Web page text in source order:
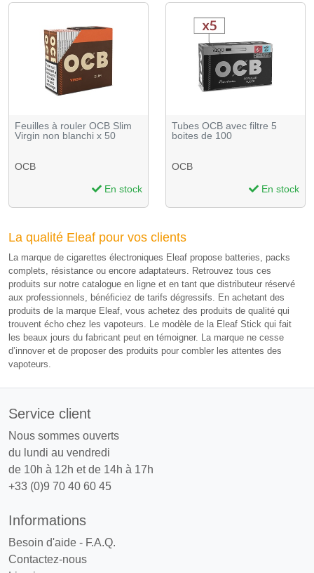
Feuilles à rouler OCB Slim
Virgin non blanchi x 50
OCB
En stock
Tubes OCB avec filtre 5
boites de 100
OCB
En stock
La qualité Eleaf pour vos clients
La marque de cigarettes électroniques Eleaf propose batteries, packs
complets, résistance ou encore adaptateurs. Retrouvez tous ces
produits sur notre catalogue en ligne et en tant que distributeur réservé
aux professionnels, bénéficiez de tarifs dégressifs. En achetant des
produits de la marque Eleaf, vous achetez des produits de qualité qui
trouvent écho chez les vapoteurs. Le modèle de la Eleaf Stick qui fait
les beaux jours du fabricant peut en témoigner. La marque ne cesse
d’innover et de proposer des produits pour combler les attentes des
vapoteurs.
Service client
Nous sommes ouverts
du lundi au vendredi
de 10h à 12h et de 14h à 17h
+33 (0)9 70 40 60 45
Informations
Besoin d'aide - F.A.Q.
Contactez-nous